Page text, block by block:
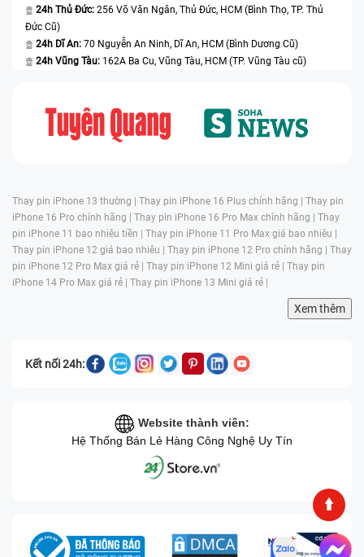
24h Thủ Đức: 256 Võ Văn Ngân, Thủ Đức, HCM (Bình Thọ, TP. Thủ
Đức Cũ)
24h Dĩ An: 70 Nguyễn An Ninh, Dĩ An, HCM (Bình Dương Cũ)
24h Vũng Tàu: 162A Ba Cu, Vũng Tàu, HCM (TP. Vũng Tàu cũ)
Thay pin iPhone 13 thường | Thay pin iPhone 16 Plus chính hãng | Thay pin
iPhone 16 Pro chính hãng | Thay pin iPhone 16 Pro Max chính hãng | Thay
pin iPhone 11 bao nhiêu tiền | Thay pin iPhone 11 Pro Max giá bao nhiêu |
Thay pin iPhone 12 giá bao nhiêu | Thay pin iPhone 12 Pro chính hãng | Thay
pin iPhone 12 Pro Max giá rẻ | Thay pin iPhone 12 Mini giá rẻ | Thay pin
iPhone 14 Pro Max giá rẻ | Thay pin iPhone 13 Mini giá rẻ |
Xem thêm
Kết nối 24h:
Website thành viên:
Hệ Thống Bán Lẻ Hàng Công Nghệ Uy Tín